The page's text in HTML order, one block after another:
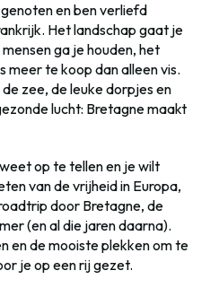
en ben verliefd
Het landschap gaat je
ga je houden, het
meer te koop dan alleen vis.
zee, de leuke dorpjes en
lucht: Bretagne maakt
op te tellen en je wilt
van de vrijheid in Europa,
door Bretagne, de
(en al die jaren daarna).
en de mooiste plekken om te
je op een rij gezet.